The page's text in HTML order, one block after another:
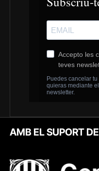
AMB EL SUPORT DE